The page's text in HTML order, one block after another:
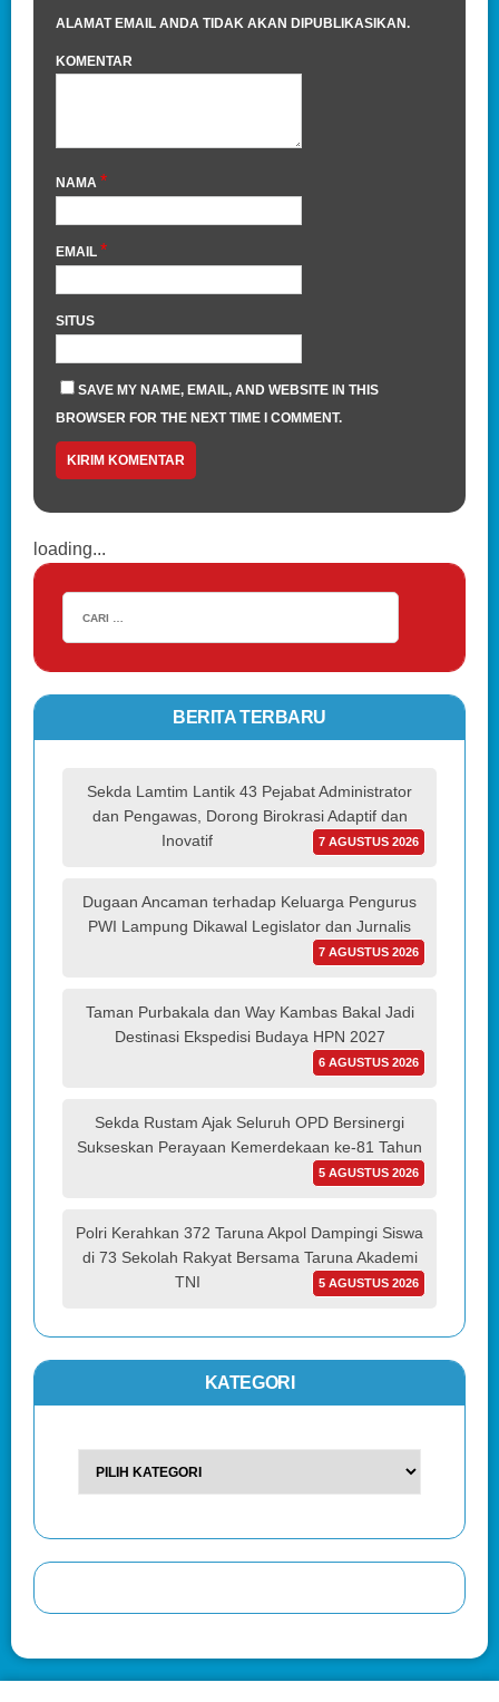
ALAMAT EMAIL ANDA TIDAK AKAN DIPUBLIKASIKAN.
KOMENTAR
NAMA *
EMAIL *
SITUS
SAVE MY NAME, EMAIL, AND WEBSITE IN THIS
BROWSER FOR THE NEXT TIME I COMMENT.
loading...
BERITA TERBARU
Sekda Lamtim Lantik 43 Pejabat Administrator
dan Pengawas, Dorong Birokrasi Adaptif dan
Inovatif
7 AGUSTUS 2026
Dugaan Ancaman terhadap Keluarga Pengurus
PWI Lampung Dikawal Legislator dan Jurnalis
7 AGUSTUS 2026
Taman Purbakala dan Way Kambas Bakal Jadi
Destinasi Ekspedisi Budaya HPN 2027
6 AGUSTUS 2026
Sekda Rustam Ajak Seluruh OPD Bersinergi
Sukseskan Perayaan Kemerdekaan ke-81 Tahun
5 AGUSTUS 2026
Polri Kerahkan 372 Taruna Akpol Dampingi Siswa
di 73 Sekolah Rakyat Bersama Taruna Akademi
TNI
5 AGUSTUS 2026
KATEGORI